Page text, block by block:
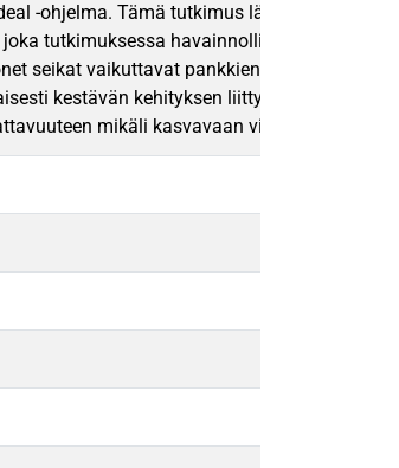
-ohjelma. Tämä tutkimus lähestyy
tutkimuksessa havainnollistaa pankin
seikat vaikuttavat pankkien
kestävän kehityksen liittyvän
mikäli kasvavaan vihreän